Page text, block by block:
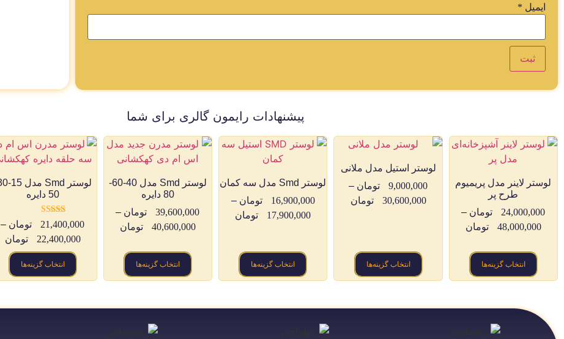
ایمیل *
پیشنهادات رایمون گالری برای شما
لوستر لاینر مدل پریمیوم
طرح پر
24,000,000
تومان –
48,000,000
تومان
انتخاب گزینه‌ها
لوستر استیل مدل ملانی
9,000,000
تومان –
30,600,000
تومان
انتخاب گزینه‌ها
لوستر Smd مدل سه کمان
16,900,000
تومان –
17,900,000
تومان
انتخاب گزینه‌ها
لوستر Smd مدل 40-60-
80 دایره
39,600,000
تومان –
40,600,000
تومان
انتخاب گزینه‌ها
50 دایره
امتیاز
5.00
از 5
21,400,000 تومان –
22,400,000
تومان
انتخاب گزینه‌ها